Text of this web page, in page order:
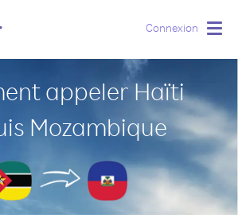
Connexion
appeler Haïti
Mozambique